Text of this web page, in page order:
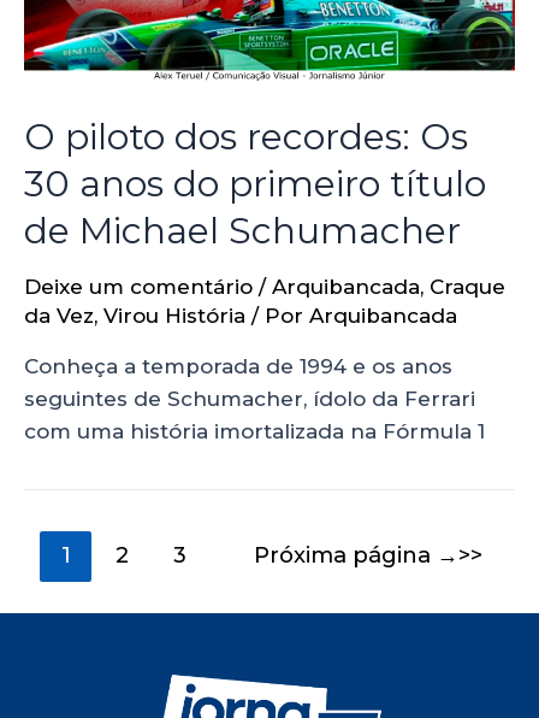
O piloto dos recordes: Os
30 anos do primeiro título
de Michael Schumacher
Deixe um comentário / Arquibancada, Craque
da Vez, Virou História / Por Arquibancada
Conheça a temporada de 1994 e os anos
seguintes de Schumacher, ídolo da Ferrari
com uma história imortalizada na Fórmula 1
1 2 3 Próxima página →